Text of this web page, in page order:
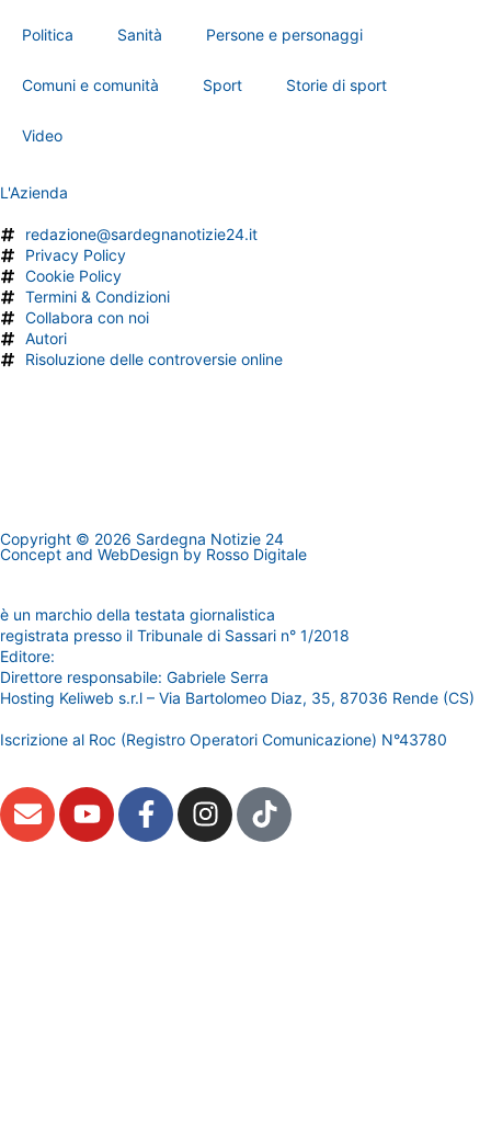
Politica Sanità Persone e personaggi
Comuni e comunità Sport Storie di sport
Video
L'Azienda
redazione@sardegnanotizie24.it
Privacy Policy
Cookie Policy
Termini & Condizioni
Collabora con noi
Autori
Risoluzione delle controversie online
Copyright © 2026 Sardegna Notizie 24
Concept and WebDesign by Rosso Digitale
è un marchio della testata giornalistica
registrata presso il Tribunale di Sassari n° 1/2018
Editore:
Direttore responsabile: Gabriele Serra
Hosting Keliweb s.r.l – Via Bartolomeo Diaz, 35, 87036 Rende (CS)
Iscrizione al Roc (Registro Operatori Comunicazione) N°43780